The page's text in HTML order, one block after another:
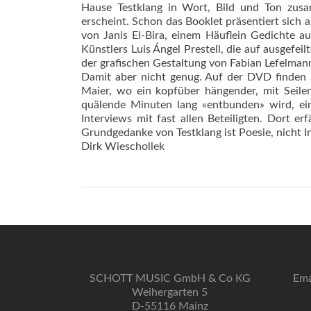
Hause Testklang in Wort, Bild und Ton
erscheint. Schon das Booklet präsentiert sich
von Janis El-Bira, einem Häuflein Gedichte
Künstlers Luis Ángel Prestell, die auf
der grafischen Gestaltung von Fabian
Damit aber nicht genug. Auf der DVD
Maier, wo ein kopfüber hängender, mit
quälende Minuten lang «entbunden» wird,
Interviews mit fast allen Beteiligten. Dort
Grundgedanke von Testklang ist Poesie, nicht
Dirk Wieschollek
SCHOTT MUSIC GmbH & Co KG
Weihergarten 5
D-55116 Mainz